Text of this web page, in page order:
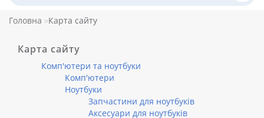
Головна Карта сайту
Карта сайту
Комп'ютери та ноутбуки
Комп'ютери
Ноутбуки
Запчастини для ноутбуків
Аксесуари для ноутбуків